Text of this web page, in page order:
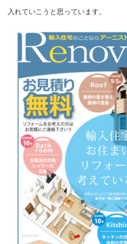
入れていこうと思っています。